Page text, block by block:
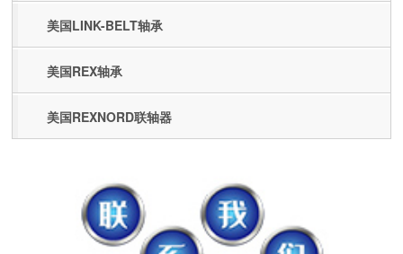
美国LINK-BELT轴承
美国REX轴承
美国REXNORD联轴器